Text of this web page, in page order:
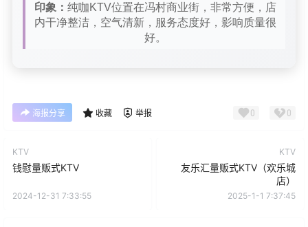
印象： 纯咖KTV位置在冯村商业街，非常方便，店
内干净整洁，空气清新，服务态度好，影响质量很
好。
海报分享 收藏 举报 0 0
KTV
钱慰量贩式KTV
2024-12-31 7:33:55
KTV
友乐汇量贩式KTV（欢乐城
店）
2025-1-1 7:37:45